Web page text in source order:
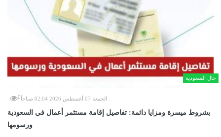
حال السعودية
الجمعة 07 أغسطس 2026 02:04 صباحاً 0
بشروط ميسرة ومزايا دائمة: تفاصيل إقامة مستثمر أعمال في السعودية
ورسومها